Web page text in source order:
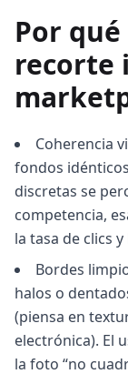
Por
recorte
Coherencia
fondos
discretas se
competencia,
la tasa de clics
Bordes
halos o
(piensa en
electrónica). El
la foto “no